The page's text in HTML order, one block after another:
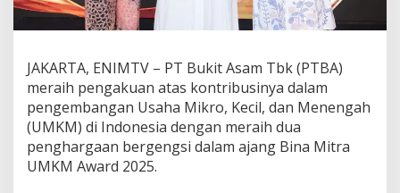
a
g
e
r
a
h
i
JAKARTA, ENIMTV – PT Bukit Asam Tbk (PTBA)
meraih pengakuan atas kontribusinya dalam
pengembangan Usaha Mikro, Kecil, dan Menengah
(UMKM) di Indonesia dengan meraih dua
penghargaan bergengsi dalam ajang Bina Mitra
UMKM Award 2025.